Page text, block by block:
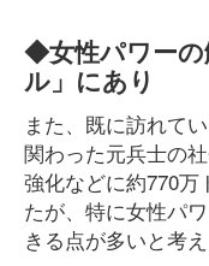
◆女性パワー
ル」にあり
また、既に訪れて
関わった元兵士の
強化などに約770万
たが、特に女性パ
きる点が多いと考え